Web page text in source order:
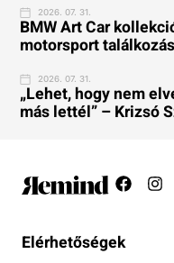
2026. 07. 31.
BMW Art Car
motorsport
2026. 07. 31.
„Lehet, hogy nem
más lettél” – Krizsó
Elérhetőségek